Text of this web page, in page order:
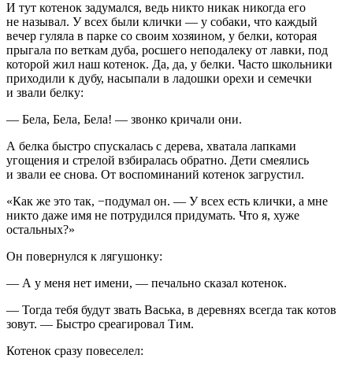
И тут котенок задумался, ведь никто никак никогда его
не называл. У всех были клички — у собаки, что каждый
вечер гуляла в парке со своим хозяином, у белки, которая
прыгала по веткам дуба, росшего неподалеку от лавки, под
которой жил наш котенок. Да, да, у белки. Часто школьники
приходили к дубу, насыпали в ладошки орехи и семечки
и звали белку:
— Бела, Бела, Бела! — звонко кричали они.
А белка быстро спускалась с дерева, хватала лапками
угощения и стрелой взбиралась обратно. Дети смеялись
и звали ее снова. От воспоминаний котенок загрустил.
«Как же это так, −подумал он. — У всех есть клички, а мне
никто даже имя не потрудился придумать. Что я, хуже
остальных?»
Он повернулся к лягушонку:
— А у меня нет имени, — печально сказал котенок.
— Тогда тебя будут звать Васька, в деревнях всегда так котов
зовут. — Быстро среагировал Тим.
Котенок сразу повеселел: